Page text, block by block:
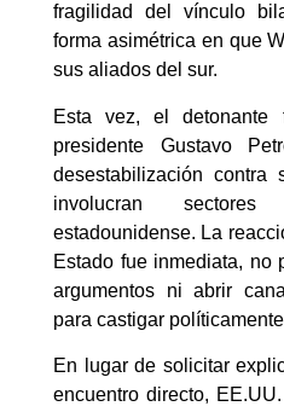
fragilidad del vínculo
forma asimétrica en que
sus aliados del sur.
Esta vez, el detonante
presidente Gustavo
desestabilización
involucran
estadounidense. La
Estado fue inmediata, no
argumentos ni abrir
para castigar
En lugar de solicitar
encuentro directo,